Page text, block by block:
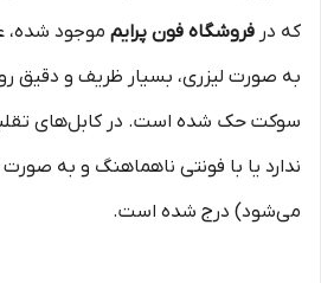
که در فروشگاه فون پرایم موجود شده،
به صورت لیزری، بسیار ظریف و دقیق
سوکت حک شده است. در کابل‌های
ندارد یا با فونتی ناهماهنگ و به
می‌شود) درج شده است.